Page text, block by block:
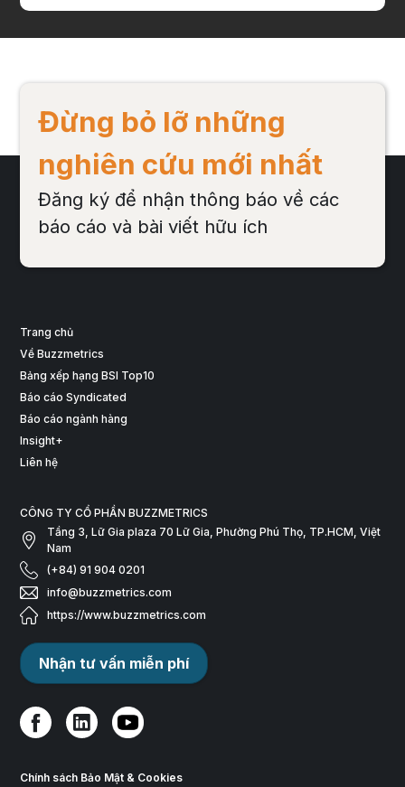
Đừng bỏ lỡ những
nghiên cứu mới nhất
Đăng ký để nhận thông báo về các
báo cáo và bài viết hữu ích
Trang chủ
Về Buzzmetrics
Bảng xếp hạng BSI Top10
Báo cáo Syndicated
Báo cáo ngành hàng
Insight+
Liên hệ
CÔNG TY CỔ PHẦN BUZZMETRICS
Tầng 3, Lữ Gia plaza 70 Lữ Gia, Phường Phú Thọ, TP.HCM, Việt
Nam
(+84) 91 904 0201
info@buzzmetrics.com
https://www.buzzmetrics.com
Nhận tư vấn miễn phí
Chính sách Bảo Mật & Cookies